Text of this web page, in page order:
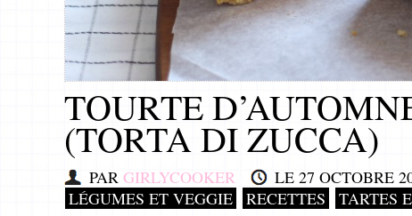
TOURTE
(TORTA DI ZUCCA)
PAR GIRLYCOOKER LE 27 OCTOBRE
LÉGUMES ET VEGGIE
RECETTES TARTES